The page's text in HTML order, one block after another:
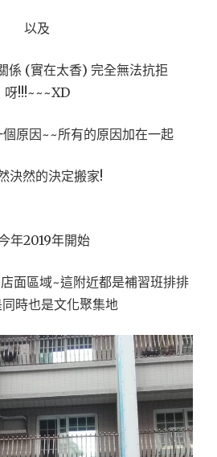
以及
係 (實在太香) 完全無法抗拒
呀!!!~~~XD
原因~~所有的原因加在一起
決然的決定搬家!
年2019年開始
面區域~這附近都是補習班排排
時也是文化聚集地